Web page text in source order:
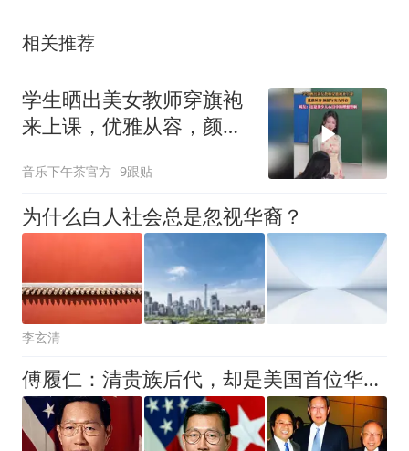
相关推荐
学生晒出美女教师穿旗袍
来上课，优雅从容，颜值
音乐下午茶官方 9跟贴
为什么白人社会总是忽视华裔？
李玄清
傅履仁：清贵族后代，却是美国首位华裔将军，坚持将恩人葬在北大